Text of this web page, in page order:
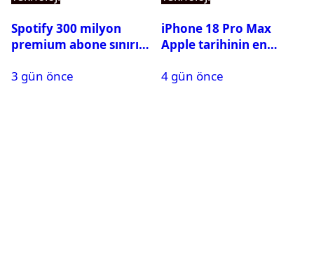
Spotify 300 milyon
premium abone sınırını
3 gün önce
iPhone 18 Pro Max
Apple tarihinin en
4 gün önce